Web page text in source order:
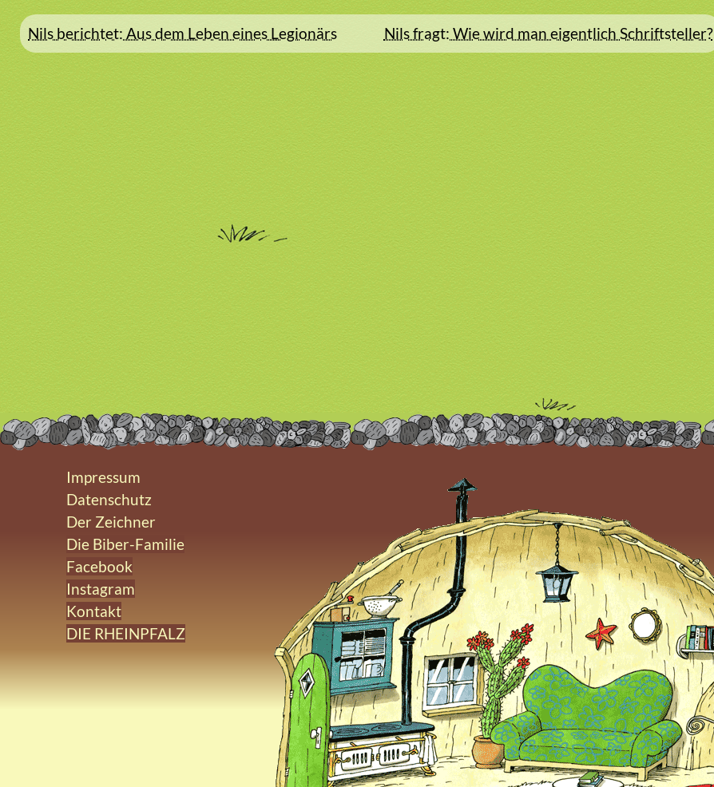
Beitragsnavigation
Nils berichtet: Aus dem Leben eines Legionärs Nils fragt: Wie wird man eigentlich Schriftsteller?
Impressum
Datenschutz
Der Zeichner
Die Biber-Familie
Facebook
Instagram
Kontakt
DIE RHEINPFALZ